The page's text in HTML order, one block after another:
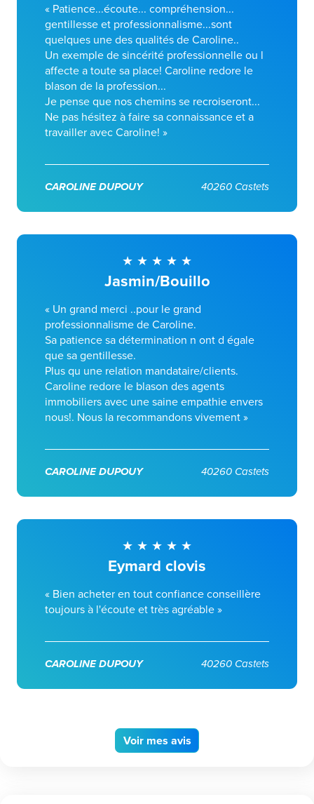
Voir mes avis
« Patience...écoute... compréhension...
gentillesse et professionnalisme...sont
quelques une des qualités de Caroline..
Un exemple de sincérité professionnelle ou l
affecte a toute sa place! Caroline redore le
blason de la profession...
Je pense que nos chemins se recroiseront...
Ne pas hésitez à faire sa connaissance et a
travailler avec Caroline! »
CAROLINE DUPOUY 40260 Castets
Jasmin/Bouillo
« Un grand merci ..pour le grand
professionnalisme de Caroline.
Sa patience sa détermination n ont d égale
que sa gentillesse.
Plus qu une relation mandataire/clients.
Caroline redore le blason des agents
immobiliers avec une saine empathie envers
nous!. Nous la recommandons vivement »
CAROLINE DUPOUY 40260 Castets
Eymard clovis
« Bien acheter en tout confiance conseillère
toujours à l'écoute et très agréable »
CAROLINE DUPOUY 40260 Castets